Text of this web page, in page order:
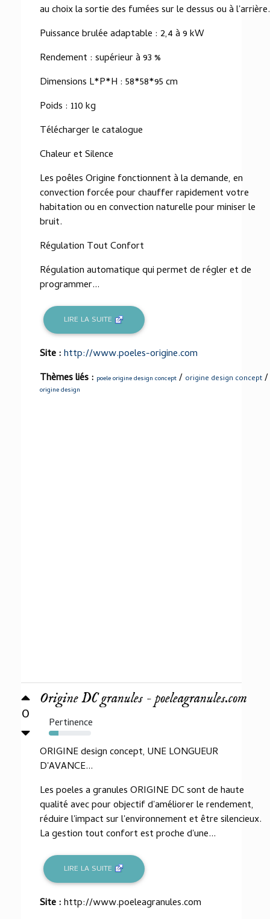
au choix la sortie des fumées sur le dessus ou à l'arrière.
Puissance brulée adaptable : 2,4 à 9 kW
Rendement : supérieur à 93 %
Dimensions L*P*H : 58*58*95 cm
Poids : 110 kg
Télécharger le catalogue
Chaleur et Silence
Les poêles Origine fonctionnent à la demande, en
convection forcée pour chauffer rapidement votre
habitation ou en convection naturelle pour miniser le
bruit.
Régulation Tout Confort
Régulation automatique qui permet de régler et de
programmer...
LIRE LA SUITE
Site :http://www.poeles-origine.com
Thèmes liés : poele origine design concept / origine design concept /
origine design
0
Origine DC granules - poeleagranules.com
Pertinence
23%
ORIGINE design concept, UNE LONGUEUR
D'AVANCE...
Les poeles a granules ORIGINE DC sont de haute
qualité avec pour objectif d'améliorer le rendement,
réduire l'impact sur l'environnement et être silencieux.
La gestion tout confort est proche d'une...
LIRE LA SUITE
Site :http://www.poeleagranules.com